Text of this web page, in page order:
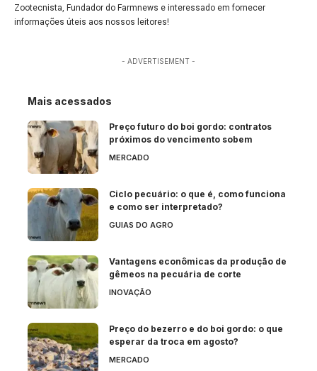
Zootecnista, Fundador do Farmnews e interessado em fornecer
informações úteis aos nossos leitores!
- ADVERTISEMENT -
Mais acessados
Preço futuro do boi gordo: contratos
próximos do vencimento sobem
MERCADO
Ciclo pecuário: o que é, como funciona
e como ser interpretado?
GUIAS DO AGRO
Vantagens econômicas da produção de
gêmeos na pecuária de corte
INOVAÇÃO
Preço do bezerro e do boi gordo: o que
esperar da troca em agosto?
MERCADO